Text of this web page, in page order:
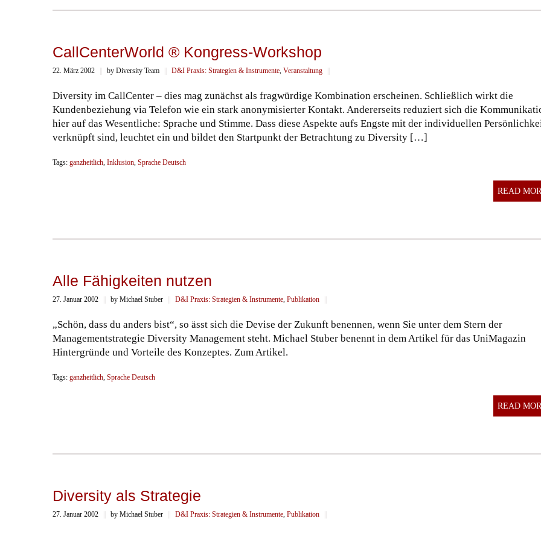
CallCenterWorld ® Kongress-Workshop
22. März 2002 by Diversity Team D&I Praxis: Strategien & Instrumente, Veranstaltung
Diversity im CallCenter – dies mag zunächst als fragwürdige Kombination erscheinen. Schließlich wirkt die
Kundenbeziehung via Telefon wie ein stark anonymisierter Kontakt. Andererseits reduziert sich die
hier auf das Wesentliche: Sprache und Stimme. Dass diese Aspekte aufs Engste mit der individuellen
verknüpft sind, leuchtet ein und bildet den Startpunkt der Betrachtung zu Diversity […]
Tags: ganzheitlich, Inklusion, Sprache Deutsch
READ
Alle Fähigkeiten nutzen
27. Januar 2002 by Michael Stuber D&I Praxis: Strategien & Instrumente, Publikation
„Schön, dass du anders bist“, so ässt sich die Devise der Zukunft benennen, wenn Sie unter dem Stern der
Managementstrategie Diversity Management steht. Michael Stuber benennt in dem Artikel für das UniMagazin
Hintergründe und Vorteile des Konzeptes. Zum Artikel.
Tags: ganzheitlich, Sprache Deutsch
READ
Diversity als Strategie
27. Januar 2002 by Michael Stuber D&I Praxis: Strategien & Instrumente, Publikation